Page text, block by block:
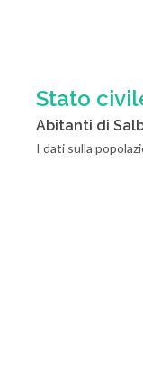
Stato
Abitanti di
I dati sulla